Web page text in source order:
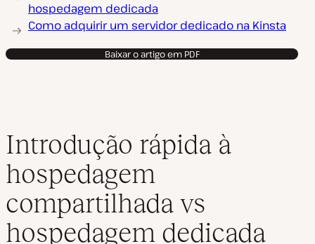
hospedagem dedicada
Como adquirir um servidor dedicado na Kinsta
Baixar o artigo em PDF
Introdução rápida à
hospedagem
compartilhada vs
hospedagem dedicada